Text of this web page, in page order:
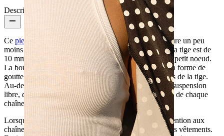
Description
Ce piercing au nombrilest l’un des plus longs. Il mesure un peu
moins de 6 cm. de haut en bas. La longueur totale de la tige est de
10 mm. Il est décoré de pierres, de chaînes et d'un joli petit noeud.
La boucle est composée de laiton et de deux pierres en forme de
goutte qui reposent juste en dessous de la pierre au bas de la tige.
Au-dessous de la boucle se trouvent deux chaînes en suspension
libre, dans lesquelles se trouve une pierre claire au bas de chaque
chaîne. L'une des chaînes est plus longue que l'autre.
Lorsque tu portes ce bijou, il est important de faire attention aux
chaînes car elles peuvent facilement se coincer dans tes vêtements.